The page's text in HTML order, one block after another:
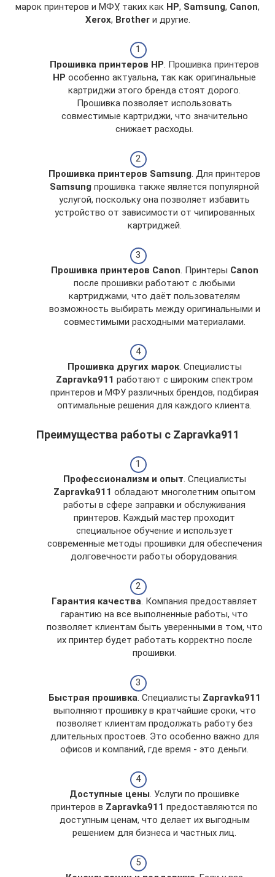
марок принтеров и МФУ, таких как HP, Samsung, Canon,
Xerox, Brotherи другие.
Прошивка принтеров HP. Прошивка принтеров
HP особенно актуальна, так как оригинальные
картриджи этого бренда стоят дорого.
Прошивка позволяет использовать
совместимые картриджи, что значительно
снижает расходы.
Прошивка принтеров Samsung. Для принтеров
Samsung прошивка также является популярной
услугой, поскольку она позволяет избавить
устройство от зависимости от чипированных
картриджей.
Прошивка принтеров Canon. Принтеры Canon
после прошивки работают с любыми
картриджами, что даёт пользователям
возможность выбирать между оригинальными и
совместимыми расходными материалами.
Прошивка других марок. Специалисты
Zapravka911 работают с широким спектром
принтеров и МФУ различных брендов, подбирая
оптимальные решения для каждого клиента.
Преимущества работы с Zapravka911
Профессионализм и опыт . Специалисты
Zapravka911 обладают многолетним опытом
работы в сфере заправки и обслуживания
принтеров. Каждый мастер проходит
специальное обучение и использует
современные методы прошивки для обеспечения
долговечности работы оборудования.
Гарантия качества . Компания предоставляет
гарантию на все выполненные работы, что
позволяет клиентам быть уверенными в том, что
их принтер будет работать корректно после
прошивки.
Быстрая прошивка . Специалисты Zapravka911
выполняют прошивку в кратчайшие сроки, что
позволяет клиентам продолжать работу без
длительных простоев. Это особенно важно для
офисов и компаний, где время - это деньги.
Доступные цены . Услуги по прошивке
принтеров в Zapravka911 предоставляются по
доступным ценам, что делает их выгодным
решением для бизнеса и частных лиц.